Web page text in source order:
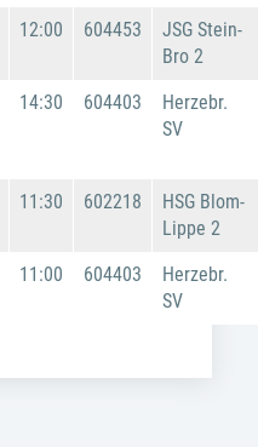
12:00 604453
JSG Stein-
Bro 2
14:30 604403
Herzebr.
SV
11:30 602218
HSG Blom-
Lippe 2
11:00 604403
Herzebr.
SV